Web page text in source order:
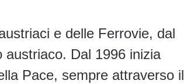
e delle Ferrovie, dal
Dal 1996 inizia
Pace, sempre attraverso il